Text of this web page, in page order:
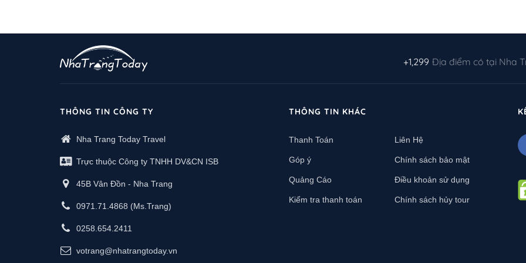
+1,299 Địa điểm có tại Nha
THÔNG TIN CÔNG TY
Nha Trang Today Travel
Trực thuộc Công ty TNHH DV&CN ISB
45B Vân Đồn - Nha Trang
0971.71.4868 (Ms.Trang)
0258.654.2411
votrang@nhatrangtoday.vn
THÔNG TIN KHÁC
Thanh Toán Liên Hệ
Góp ý Chính sách bảo mật
Quảng Cáo Điều khoản sử dụng
Kiểm tra thanh toán Chính sách hủy tour